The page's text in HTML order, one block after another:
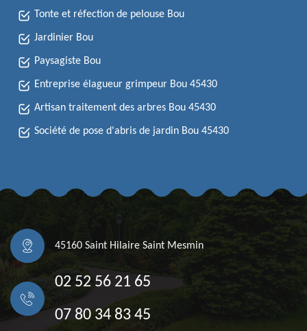
Tonte et réfection de pelouse Bou
Jardinier Bou
Paysagiste Bou
Entreprise élagueur grimpeur Bou 45430
Artisan traitement des arbres Bou 45430
Société de pose d'abris de jardin Bou 45430
45160 Saint Hilaire Saint Mesmin
02 52 56 21 65
07 80 34 83 45